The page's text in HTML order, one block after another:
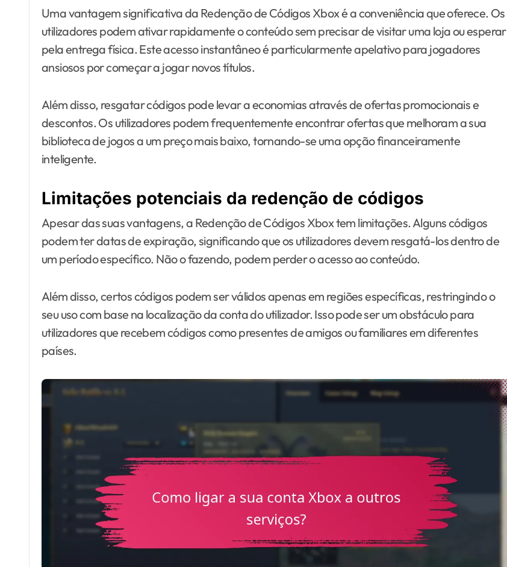
Uma vantagem significativa da Redenção de Códigos Xbox é a conveniência que oferece. Os
utilizadores podem ativar rapidamente o conteúdo sem precisar de visitar uma loja ou esperar
pela entrega física. Este acesso instantâneo é particularmente apelativo para jogadores
ansiosos por começar a jogar novos títulos.
Além disso, resgatar códigos pode levar a economias através de ofertas promocionais e
descontos. Os utilizadores podem frequentemente encontrar ofertas que melhoram a sua
biblioteca de jogos a um preço mais baixo, tornando-se uma opção financeiramente
inteligente.
Limitações potenciais da redenção de códigos
Apesar das suas vantagens, a Redenção de Códigos Xbox tem limitações. Alguns códigos
podem ter datas de expiração, significando que os utilizadores devem resgatá-los dentro de
um período específico. Não o fazendo, podem perder o acesso ao conteúdo.
Além disso, certos códigos podem ser válidos apenas em regiões específicas, restringindo o
seu uso com base na localização da conta do utilizador. Isso pode ser um obstáculo para
utilizadores que recebem códigos como presentes de amigos ou familiares em diferentes
países.